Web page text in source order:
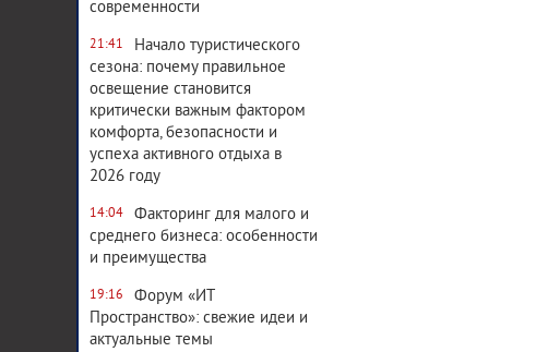
современности
21:41
Начало туристического
сезона: почему правильное
освещение становится
критически важным фактором
комфорта, безопасности и
успеха активного отдыха в
2026 году
14:04
Факторинг для малого и
среднего бизнеса: особенности
и преимущества
19:16
Форум «ИТ
Пространство»: свежие идеи и
актуальные темы